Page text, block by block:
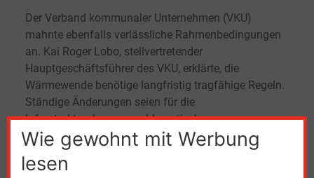
Wie gewohnt mit Werbung
lesen
Der Verband kommunaler Unternehmen (VKU)
mahnte ebenfalls verlässliche Rahmenbedingungen
an. Kai Roger Lobo, stellvertretender
Hauptgeschäftsführer des VKU, erklärte, die
Wärmewende benötige langfristig tragfähige Regeln.
Ständige Änderungen seien für die
Infrastrukturplanung problematisch.
Der Deutsche Wasserstoff-Verband (DWV) begrüßte
grundsätzlich die geplante Neuausrichtung des